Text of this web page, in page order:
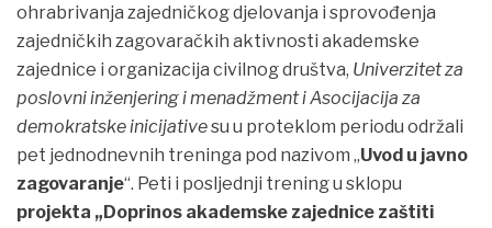
ohrabrivanja zajedničkog djelovanja i sprovođenja
zajedničkih zagovaračkih aktivnosti akademske
zajednice i organizacija civilnog društva, Univerzitet za
poslovni inženjering i menadžment i Asocijacija za
demokratske inicijativesu u proteklom periodu održali
pet jednodnevnih treninga pod nazivom „Uvod u javno
zagovaranje“. Peti i posljednji trening u sklopu
projekta „Doprinos akademske zajednice zaštiti